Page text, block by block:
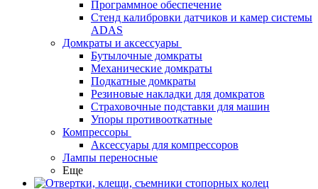
Программное обеспечение
Стенд калибровки датчиков и камер системы
ADAS
Домкраты и аксессуары
Бутылочные домкраты
Механические домкраты
Подкатные домкраты
Резиновые накладки для домкратов
Страховочные подставки для машин
Упоры противооткатные
Компрессоры
Аксессуары для компрессоров
Лампы переносные
Еще